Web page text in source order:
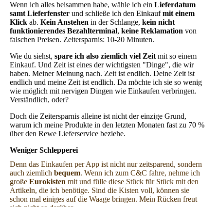
Wenn ich alles beisammen habe, wähle ich ein Lieferdatum
samt Lieferfenster und schließe ich den Einkaufmit einem
Klick ab. Kein Anstehen in der Schlange, kein nicht
funktionierendes Bezahlterminal, keine Reklamation von
falschen Preisen. Zeitersparnis: 10-20 Minuten.
Wie du siehst, spare ich also ziemlich viel Zeit mit so einem
Einkauf. Und Zeit ist eines der wichtigsten "Dinge", die wir
haben. Meiner Meinung nach. Zeit ist endlich. Deine Zeit ist
endlich und meine Zeit ist endlich. Da möchte ich sie so wenig
wie möglich mit nervigen Dingen wie Einkaufen verbringen.
Verständlich, oder?
Doch die Zeitersparnis alleine ist nicht der einzige Grund,
warum ich meine Produkte in den letzten Monaten fast zu 70 %
über den Rewe Lieferservice beziehe.
Weniger Schlepperei
Denn das Einkaufen per App ist nicht nur zeitsparend, sondern
auch ziemlich bequem. Wenn ich zum C&C fahre, nehme ich
große Eurokisten mit und fülle diese Stück für Stück mit den
Artikeln, die ich benötige. Sind die Kisten voll, können sie
schon mal einiges auf die Waage bringen. Mein Rücken freut